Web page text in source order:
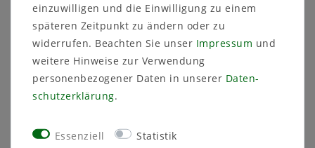
03591 46 40 90
Beschreibung
Technische Daten
einzuwilligen und die Einwilligung zu einem
späteren Zeitpunkt zu ändern oder zu
widerrufen. Beachten Sie unser Impressum und
weitere Hinweise zur Verwendung
personenbezogener Daten in unserer Daten­
schutz­erklärung.
Essenziell Statistik